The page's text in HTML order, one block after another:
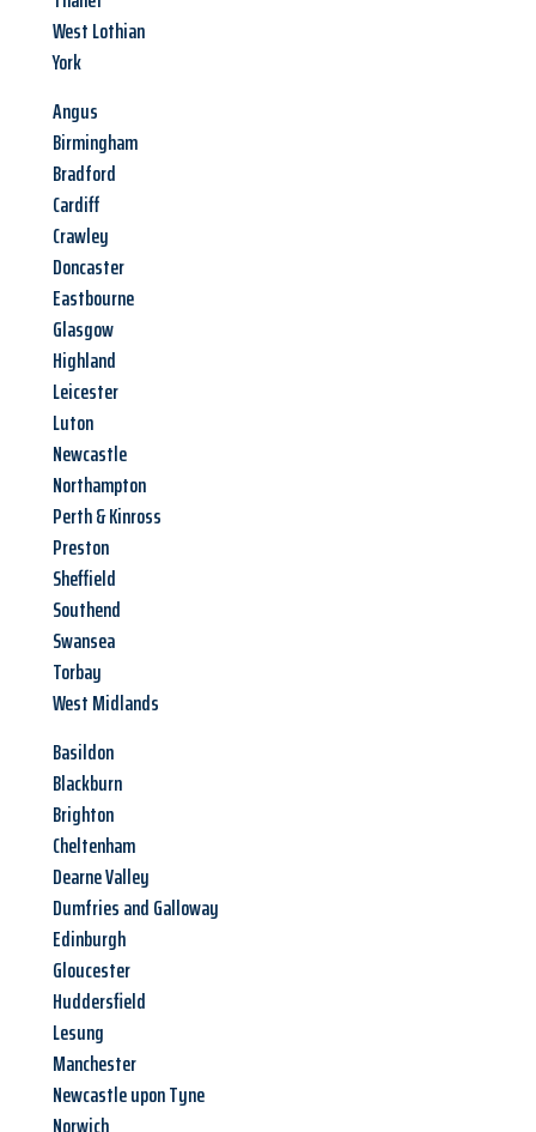
West Lothian
York
Angus
Birmingham
Bradford
Cardiff
Crawley
Doncaster
Eastbourne
Glasgow
Highland
Leicester
Luton
Newcastle
Northampton
Perth & Kinross
Preston
Sheffield
Southend
Swansea
Torbay
West Midlands
Basildon
Blackburn
Brighton
Cheltenham
Dearne Valley
Dumfries and Galloway
Edinburgh
Gloucester
Huddersfield
Lesung
Manchester
Newcastle upon Tyne